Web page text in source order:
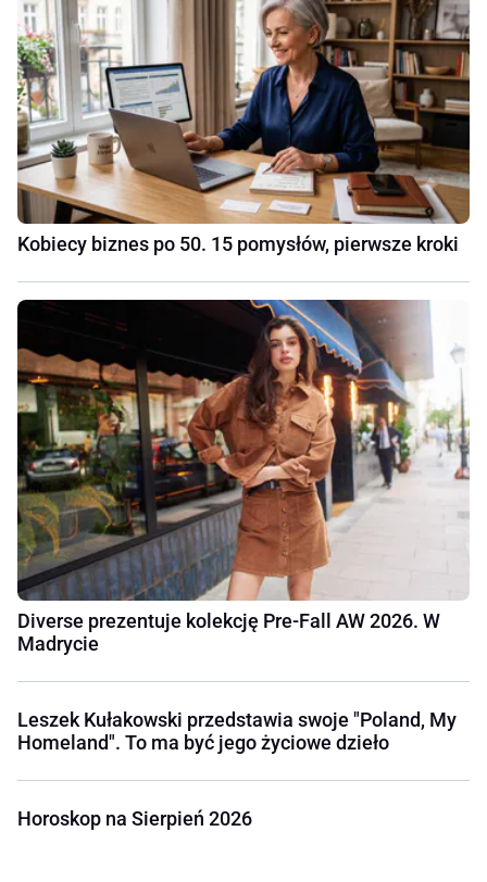
Kobiecy biznes po 50. 15 pomysłów, pierwsze kroki
Diverse prezentuje kolekcję Pre-Fall AW 2026. W
Madrycie
Leszek Kułakowski przedstawia swoje "Poland, My
Homeland". To ma być jego życiowe dzieło
Horoskop na Sierpień 2026